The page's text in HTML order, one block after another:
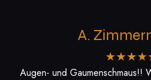
A.
Augen- und Gaumenschmaus!!